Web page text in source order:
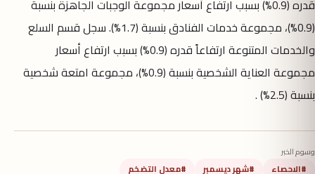
قدره (0.9%) بسبب ارتفاع أسعار مجموعة الوجبات الجاهزة بنسبة
(0.9%)، مجموعة خدمات الفنادق بنسبة (1.7%). سجل قسم السلع
والخدمات المتنوعة ارتفاعاً قدره (0.9%) بسبب ارتفاع أسعار
مجموعة العناية الشخصية بنسبة (0.9%)، مجموعة امتعة شخصية
بنسبة (2.5%) .
وسوم الخبر
#الاحصاء #شهر ديسمبر #معدل التضخم